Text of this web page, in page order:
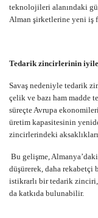
teknolojileri alanındaki
Alman şirketlerine yeni iş
Tedarik zincirlerinin
Savaş nedeniyle tedarik
çelik ve bazı ham madde
süreçte Avrupa
üretim kapasitesinin
zincirlerindeki
Bu gelişme,
düşürerek, daha rekabetçi
istikrarlı bir tedarik zinciri,
da katkıda bulunabilir.